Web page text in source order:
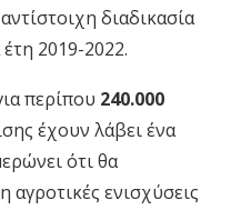
διαδικασία
έτη 2019-2022.
περίπου 240.000
έχουν λάβει ένα
ότι θα
ενισχύσεις